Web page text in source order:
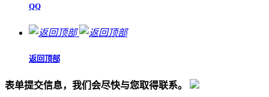
QQ
返回顶部
表单提交信息，我们会尽快与您取得联系。